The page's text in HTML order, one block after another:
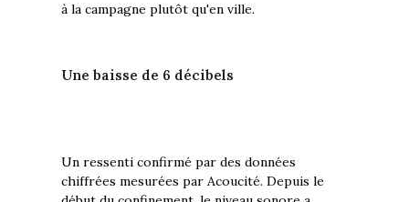
à la campagne plutôt qu'en ville.
Une baisse de 6 décibels
Un ressenti confirmé par des données
chiffrées mesurées par Acoucité. Depuis le